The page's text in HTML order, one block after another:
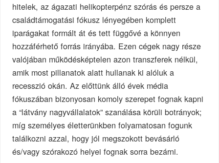
hitelek, az ágazati helikopterpénz szórás és persze a
családtámogatási fókusz lényegében komplett
iparágakat formált át és tett függővé a könnyen
hozzáférhető forrás irányába. Ezen cégek nagy része
valójában működésképtelen azon transzferek nélkül,
amik most pillanatok alatt hullanak ki alóluk a
recesszió okán. Az előttünk álló évek média
fókuszában bizonyosan komoly szerepet fognak kapni
a “látvány nagyvállalatok” szanálása körüli botrányok;
míg személyes életterünkben folyamatosan fogunk
találkozni azzal, hogy jól megszokott bevásárló
és/vagy szórakozó helyei fognak sorra bezárni.